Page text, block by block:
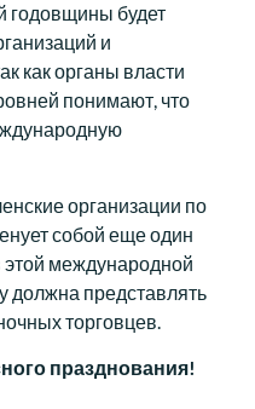
годовщины будет
и
как органы власти
понимают, что
организации по
собой еще один
этой международной
должна представлять
торговцев.
празднования!